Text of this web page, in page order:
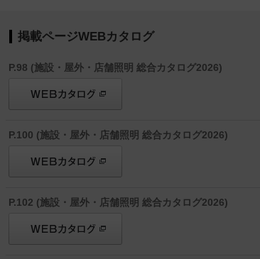
掲載ページWEBカタログ
P.98 (施設・屋外・店舗照明 総合カタログ2026)
P.100 (施設・屋外・店舗照明 総合カタログ2026)
P.102 (施設・屋外・店舗照明 総合カタログ2026)